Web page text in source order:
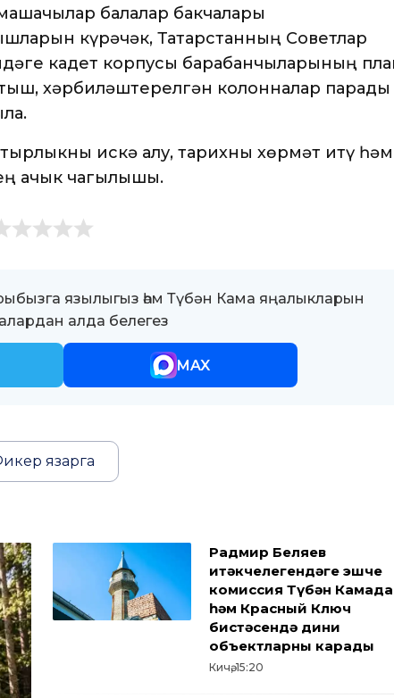
балалар бакчалары
күрәчәк, Татарстанның Советлар
кадет корпусы барабанчыларының
хәрбиләштерелгән колонналар парады
искә алу, тарихны хөрмәт итү һәм
ачык чагылышы.
язылыгыз һәм Түбән Кама яңалыкларын
алда белегез
MAX
язарга
Радмир Беляев
җитәкчелегендәге эшче
комиссия Түбән Камада
һәм Красный Ключ
бистәсендә дини
объектларны карады
Кичә, 15:20